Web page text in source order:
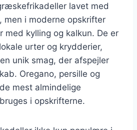
lavet med
men i moderne opskrifter
med kylling og kalkun. De er
urter og krydderier,
unik smag, der afspejler
Oregano, persille og
mest almindelige
i opskrifterne.